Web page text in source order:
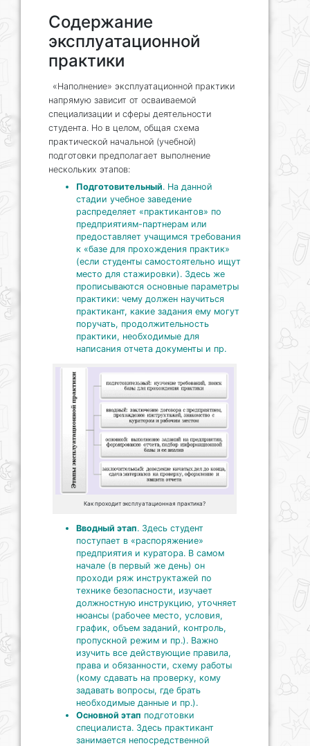
Содержание
эксплуатационной
практики
«Наполнение» эксплуатационной практики
напрямую зависит от осваиваемой
специализации и сферы деятельности
студента. Но в целом, общая схема
практической начальной (учебной)
подготовки предполагает выполнение
нескольких этапов:
Подготовительный. На данной
стадии учебное заведение
распределяет «практикантов» по
предприятиям-партнерам или
предоставляет учащимся требования
к «базе для прохождения практик»
(если студенты самостоятельно ищут
место для стажировки). Здесь же
прописываются основные параметры
практики: чему должен научиться
практикант, какие задания ему могут
поручать, продолжительность
практики, необходимые для
написания отчета документы и пр.
Как проходит эксплуатационная практика?
Вводный этап. Здесь студент
поступает в «распоряжение»
предприятия и куратора. В самом
начале (в первый же день) он
проходи ряж инструктажей по
технике безопасности, изучает
должностную инструкцию, уточняет
нюансы (рабочее место, условия,
график, объем заданий, контроль,
пропускной режим и пр.). Важно
изучить все действующие правила,
права и обязанности, схему работы
(кому сдавать на проверку, кому
задавать вопросы, где брать
необходимые данные и пр.).
Основной этап подготовки
специалиста. Здесь практикант
занимается непосредственной